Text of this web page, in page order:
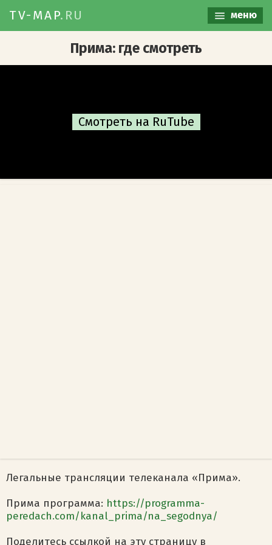
TV-MAP.RU меню
Прима: где смотреть
Легальные трансляции телеканала «Прима».
Прима программа: https://programma-
peredach.com/kanal_prima/na_segodnya/
Поделитесь ссылкой на эту страницу в